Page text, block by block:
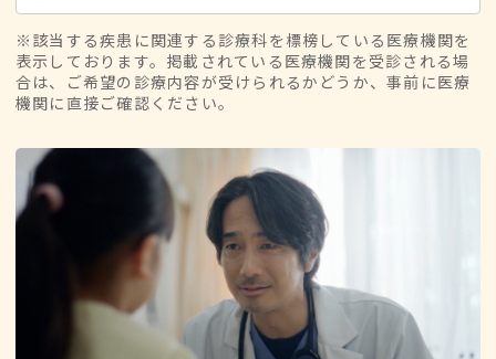
※該当する疾患に関連する診療科を標榜している医療機関を
表示しております。掲載されている医療機関を受診される場
合は、ご希望の診療内容が受けられるかどうか、事前に医療
機関に直接ご確認ください。